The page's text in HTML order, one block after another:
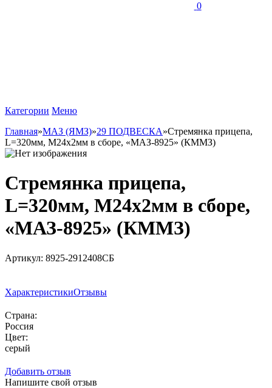
0
Категории Меню
Главная»МАЗ (ЯМЗ)»29 ПОДВЕСКА»Стремянка прицепа,
L=320мм, М24х2мм в сборе, «МАЗ-8925» (КММЗ)
Стремянка прицепа,
L=320мм, М24х2мм в сборе,
«МАЗ-8925» (КММЗ)
Артикул: 8925-2912408СБ
ХарактеристикиОтзывы
Страна:
Россия
Цвет:
серый
Добавить отзыв
Напишите свой отзыв